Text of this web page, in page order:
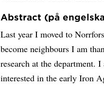
Abstract (på
Last year I moved to
become neighbours I am
research at the department.
interested in the early Iron